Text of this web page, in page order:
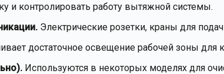
и контролировать работу вытяжной системы.
Электрические розетки, краны для
достаточное освещение рабочей зоны для
Используются в некоторых моделях для